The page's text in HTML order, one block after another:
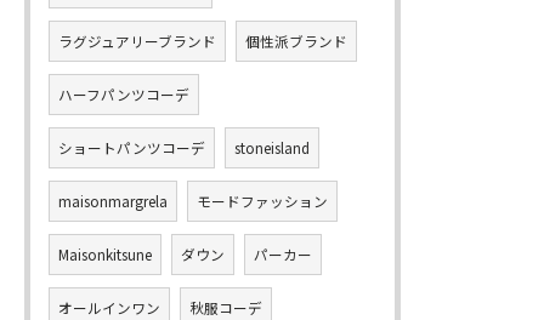
ラグジュアリーブランド 個性派ブランド
ハーフパンツコーデ
ショートパンツコーデ stoneisland
maisonmargrela モードファッション
Maisonkitsune ダウン パーカー
オールインワン 秋服コーデ